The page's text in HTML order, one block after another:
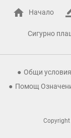
Начало
Сигурно
Общи условия
Помощ
Copyright